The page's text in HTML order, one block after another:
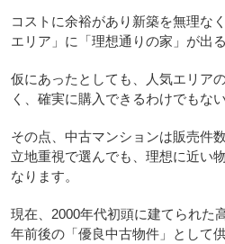
コストに余裕があり新築を無理な
エリア」に「理想通りの家」が出
仮にあったとしても、人気エリア
く、確実に購入できるわけでもない
その点、中古マンションは販売件
立地重視で選んでも、理想に近い
なります。
現在、2000年代初頭に建てられた
年前後の「優良中古物件」として